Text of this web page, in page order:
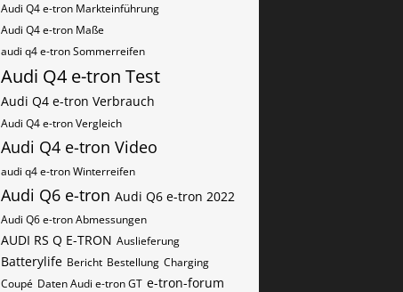
Audi Q4 e-tron Markteinführung
Audi Q4 e-tron Maße
audi q4 e-tron Sommerreifen
Audi Q4 e-tron Test
Audi Q4 e-tron Verbrauch
Audi Q4 e-tron Vergleich
Audi Q4 e-tron Video
audi q4 e-tron Winterreifen
Audi Q6 e-tron Audi Q6 e-tron 2022
Audi Q6 e-tron Abmessungen
AUDI RS Q E-TRON Auslieferung
Batterylife Bericht Bestellung Charging
Coupé Daten Audi e-tron GT e-tron-forum